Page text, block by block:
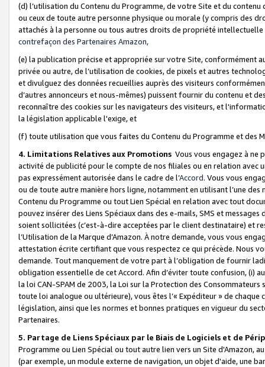
(d) l’utilisation du Contenu du Programme, de votre Site et du
ou ceux de toute autre personne physique ou morale (y compris des
attachés à la personne ou tous autres droits de propriété
contrefaçon des Partenaires Amazon,
(e) la publication précise et appropriée sur votre Site, conformément
privée ou autre, de l’utilisation de cookies, de pixels et autres
et divulguez des données recueillies auprès des visiteurs
d’autres annonceurs et nous-mêmes) puissent fournir du contenu et
reconnaître des cookies sur les navigateurs des visiteurs, et
la législation applicable l'exige, et
(f) toute utilisation que vous faites du Contenu du Programme et des
4. Limitations Relatives aux Promotions Vous vous engagez à ne
activité de publicité pour le compte de nos filiales ou en relation avec
pas expressément autorisée dans le cadre de l’Accord. Vous vous
ou de toute autre manière hors ligne, notamment en utilisant l’une
Contenu du Programme ou tout Lien Spécial en relation avec tout
pouvez insérer des Liens Spéciaux dans des e-mails, SMS et
soient sollicitées (c’est-à-dire acceptées par le client destinataire) et
l’Utilisation de la Marque d’Amazon. À notre demande, vous vous
attestation écrite certifiant que vous respectez ce qui précède. Nous
demande. Tout manquement de votre part à l’obligation de fournir
obligation essentielle de cet Accord. Afin d’éviter toute confusion, (i)
la loi CAN-SPAM de 2003, la Loi sur la Protection des
toute loi analogue ou ultérieure), vous êtes l’« Expéditeur » de
législation, ainsi que les normes et bonnes pratiques en vigueur du
Partenaires.
5. Partage de Liens Spéciaux par le Biais de Logiciels et de
Programme ou Lien Spécial ou tout autre lien vers un Site d'Amazon,
(par exemple, un module externe de navigation, un objet d'aide, une